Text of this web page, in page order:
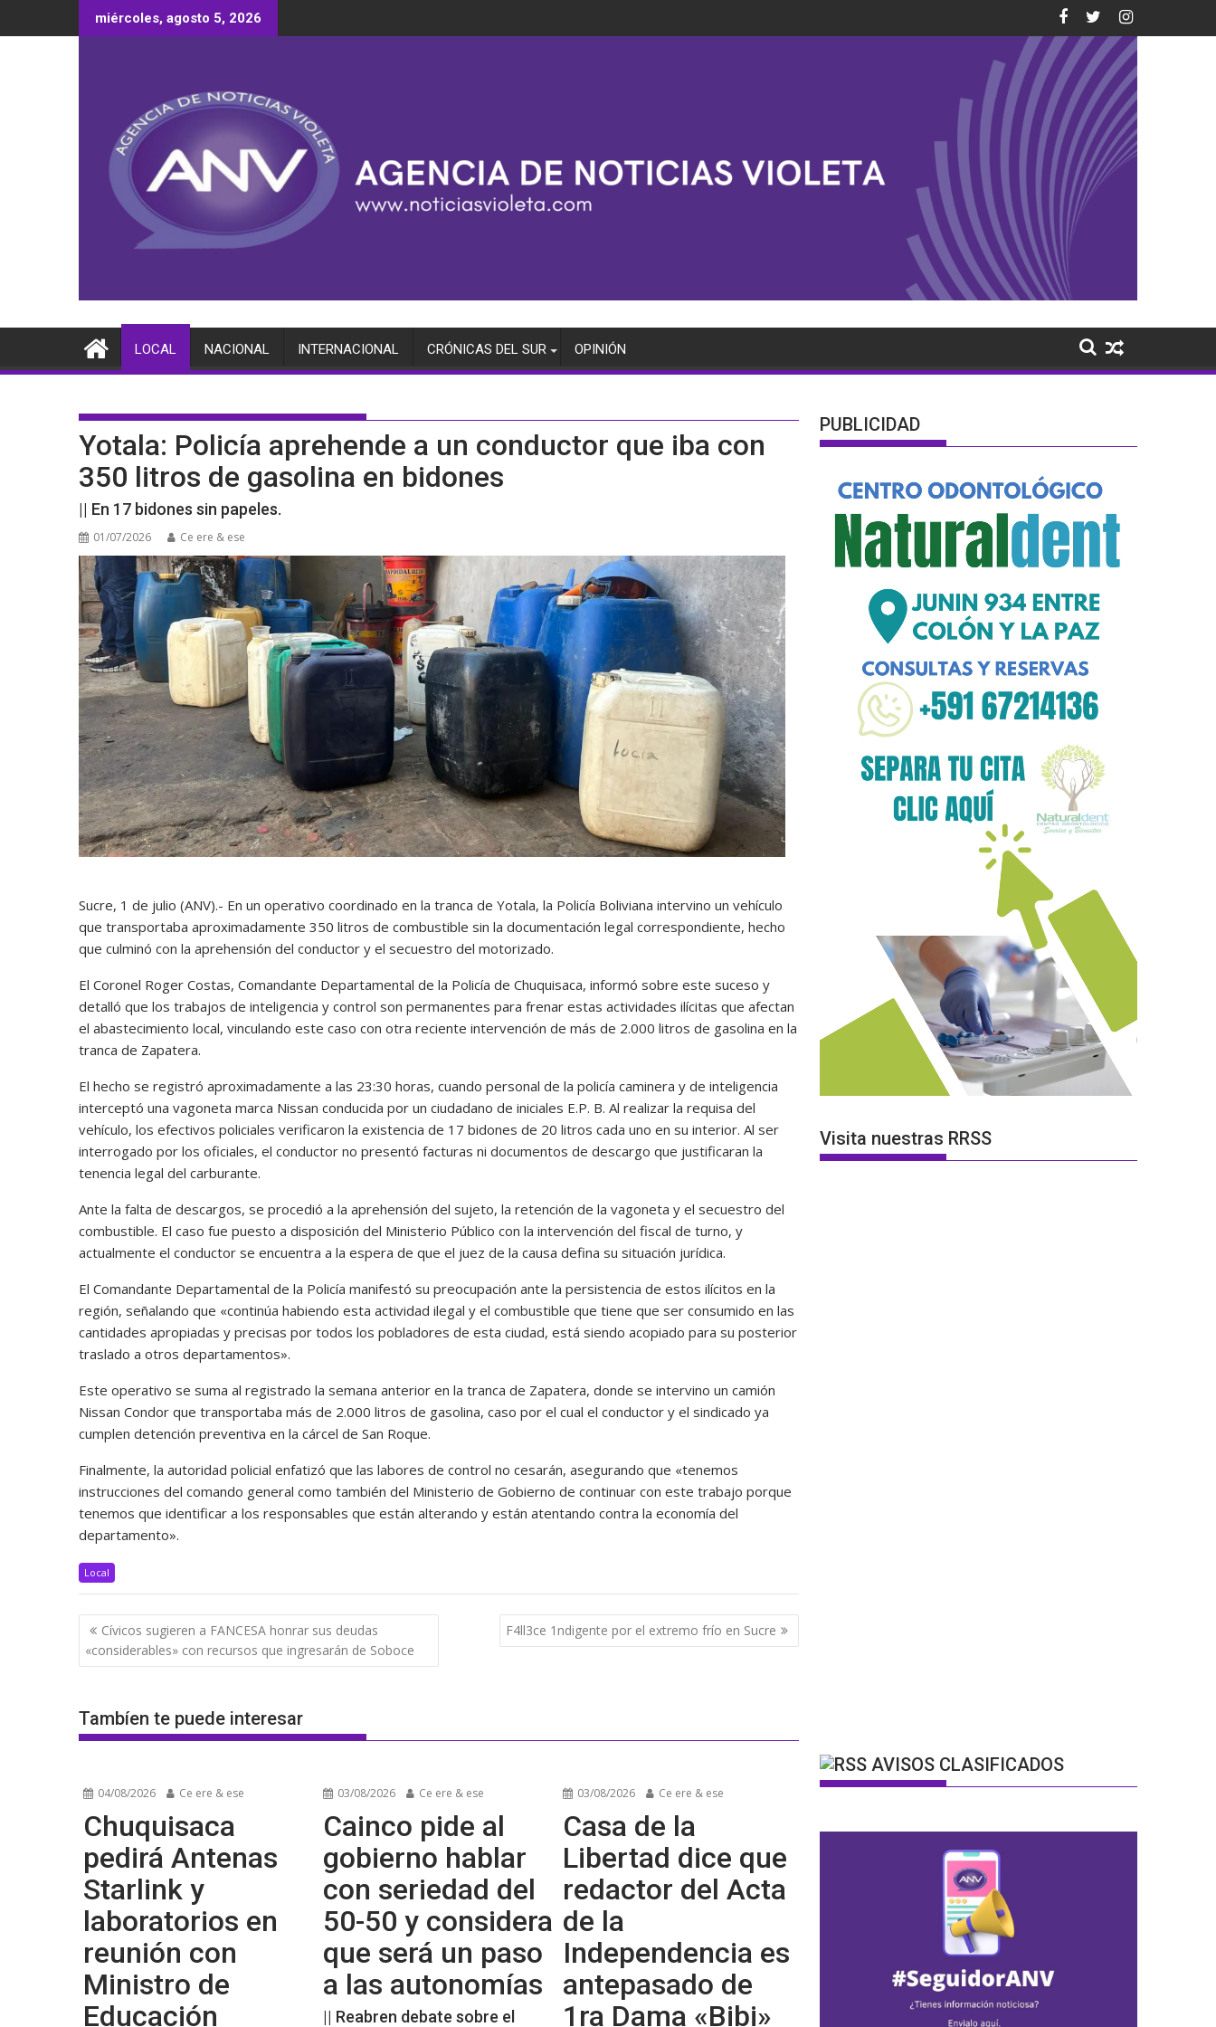
al
miércoles, agosto 5, 2026
LOCAL NACIONAL INTERNACIONAL CRÓNICAS DEL SUR OPINIÓN
Yotala: Policía aprehende a un conductor que iba con
350 litros de gasolina en bidones
|| En 17 bidones sin papeles.
01/07/2026 Ce ere & ese
Sucre, 1 de julio (ANV).- En un operativo coordinado en la tranca de Yotala, la Policía Boliviana intervino un vehículo
que transportaba aproximadamente 350 litros de combustible sin la documentación legal correspondiente, hecho
que culminó con la aprehensión del conductor y el secuestro del motorizado.
El Coronel Roger Costas, Comandante Departamental de la Policía de Chuquisaca, informó sobre este suceso y
detalló que los trabajos de inteligencia y control son permanentes para frenar estas actividades ilícitas que afectan
el abastecimiento local, vinculando este caso con otra reciente intervención de más de 2.000 litros de gasolina en la
tranca de Zapatera.
El hecho se registró aproximadamente a las 23:30 horas, cuando personal de la policía caminera y de inteligencia
interceptó una vagoneta marca Nissan conducida por un ciudadano de iniciales E.P. B. Al realizar la requisa del
vehículo, los efectivos policiales verificaron la existencia de 17 bidones de 20 litros cada uno en su interior. Al ser
interrogado por los oficiales, el conductor no presentó facturas ni documentos de descargo que justificaran la
tenencia legal del carburante.
Ante la falta de descargos, se procedió a la aprehensión del sujeto, la retención de la vagoneta y el secuestro del
combustible. El caso fue puesto a disposición del Ministerio Público con la intervención del fiscal de turno, y
actualmente el conductor se encuentra a la espera de que el juez de la causa defina su situación jurídica.
El Comandante Departamental de la Policía manifestó su preocupación ante la persistencia de estos ilícitos en la
región, señalando que «continúa habiendo esta actividad ilegal y el combustible que tiene que ser consumido en las
cantidades apropiadas y precisas por todos los pobladores de esta ciudad, está siendo acopiado para su posterior
traslado a otros departamentos».
Este operativo se suma al registrado la semana anterior en la tranca de Zapatera, donde se intervino un camión
Nissan Condor que transportaba más de 2.000 litros de gasolina, caso por el cual el conductor y el sindicado ya
cumplen detención preventiva en la cárcel de San Roque.
Finalmente, la autoridad policial enfatizó que las labores de control no cesarán, asegurando que «tenemos
instrucciones del comando general como también del Ministerio de Gobierno de continuar con este trabajo porque
tenemos que identificar a los responsables que están alterando y están atentando contra la economía del
departamento».
Local
Navegación
de
entradas
Cívicos sugieren a FANCESA honrar sus deudas
«considerables» con recursos que ingresarán de Soboce
F4ll3ce 1ndigente por el extremo frío en Sucre
Tambíen te puede interesar
04/08/2026 Ce ere & ese
Chuquisaca
pedirá Antenas
Starlink y
laboratorios en
reunión con
Ministro de
Educación
03/08/2026 Ce ere & ese
Cainco pide al
gobierno hablar
con seriedad del
50-50 y considera
que será un paso
a las autonomías
|| Reabren debate sobre el
03/08/2026 Ce ere & ese
Casa de la
Libertad dice que
redactor del Acta
de la
Independencia es
antepasado de
1ra Dama «Bibi»
PUBLICIDAD
Visita nuestras RRSS
AVISOS CLASIFICADOS